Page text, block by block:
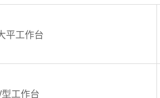
平工作台
型工作台